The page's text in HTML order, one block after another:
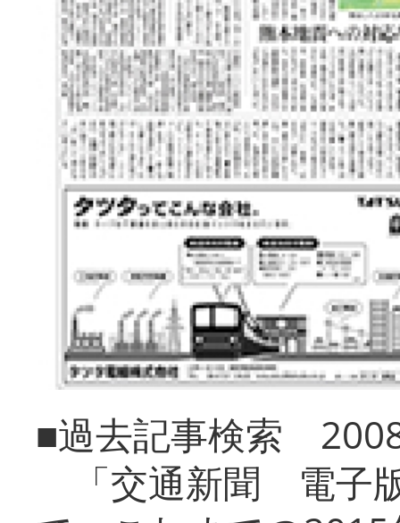
■過去記事検索
「交通新聞 電子